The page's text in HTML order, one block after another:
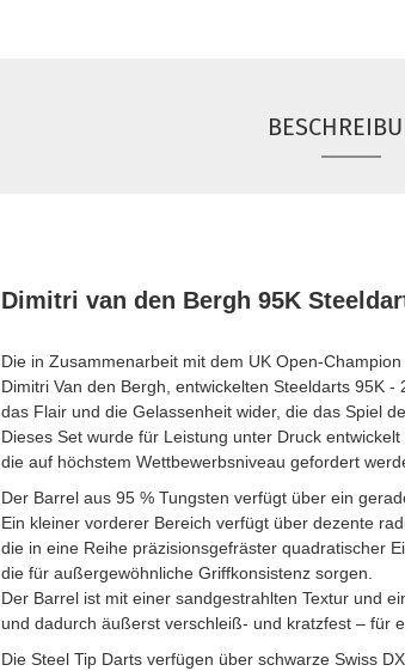
Dimitri van den Bergh 95K
Die in Zusammenarbeit mit dem UK Open-
Dimitri Van den Bergh, entwickelten Steeldarts 95K
das Flair und die Gelassenheit wider, die das Spiel
Dieses Set wurde für Leistung unter Druck
die auf höchstem Wettbewerbsniveau gefordert
Der Barrel aus 95 % Tungsten verfügt über ein
Ein kleiner vorderer Bereich verfügt über dezente
die in eine Reihe präzisionsgefräster quadratischer
die für außergewöhnliche Griffkonsistenz sorgen.
Der Barrel ist mit einer sandgestrahlten Textur und
und dadurch äußerst verschleiß- und kratzfest – für
Die Steel Tip Darts verfügen über schwarze Swiss